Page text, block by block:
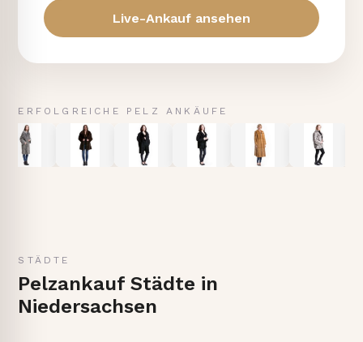
Live-Ankauf ansehen
ERFOLGREICHE PELZ ANKÄUFE
STÄDTE
Pelzankauf Städte in
Niedersachsen